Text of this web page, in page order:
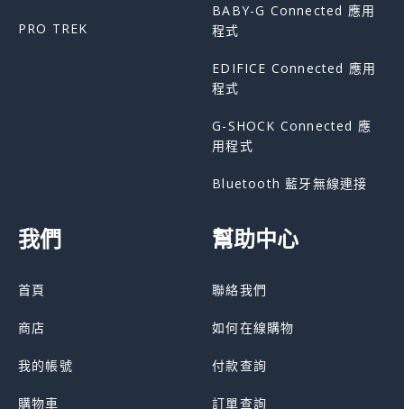
PRO TREK
BABY-G Connected 應用
程式
EDIFICE Connected 應用
程式
G-SHOCK Connected 應
用程式
Bluetooth 藍牙無線連接
我們
首頁
商店
我的帳號
購物車
幫助中心
聯絡我們
如何在線購物
付款查詢
訂單查詢